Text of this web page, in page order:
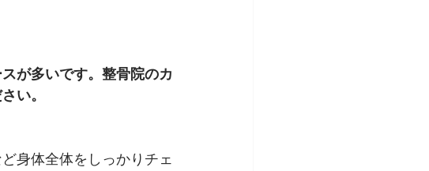
が多いです。整骨院のカ
い。
身体全体をしっかりチェ